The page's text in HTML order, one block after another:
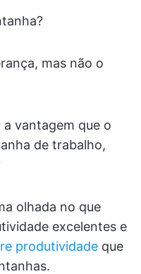
mas não o
vantagem que o
de trabalho,
olhada no que
excelentes e
produtividade que